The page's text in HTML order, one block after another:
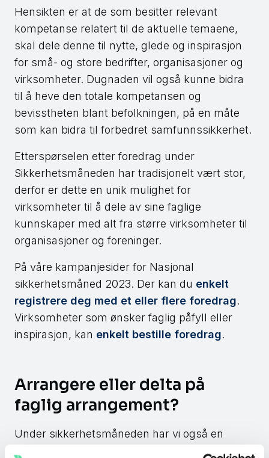
Hensikten er at de som besitter relevant
kompetanse relatert til de aktuelle temaene,
skal dele denne til nytte, glede og inspirasjon
for små- og store bedrifter, organisasjoner og
virksomheter. Dugnaden vil også kunne bidra
til å heve den totale kompetansen og
bevisstheten blant befolkningen, på en måte
som kan bidra til forbedret samfunnssikkerhet.
Etterspørselen etter foredrag under
Sikkerhetsmåneden har tradisjonelt vært stor,
derfor er dette en unik mulighet for
virksomheter til å dele av sine faglige
kunnskaper med alt fra større virksomheter til
organisasjoner og foreninger.
På våre kampanjesider for Nasjonal
sikkerhetsmåned 2023. Der kan du enkelt
registrere deg med et eller flere foredrag.
Virksomheter som ønsker faglig påfyll eller
inspirasjon, kan enkelt bestille foredrag.
Arrangere eller delta på
faglig arrangement?
Under sikkerhetsmåneden har vi også en
aktivitetskalender. Der vil du kunne se en